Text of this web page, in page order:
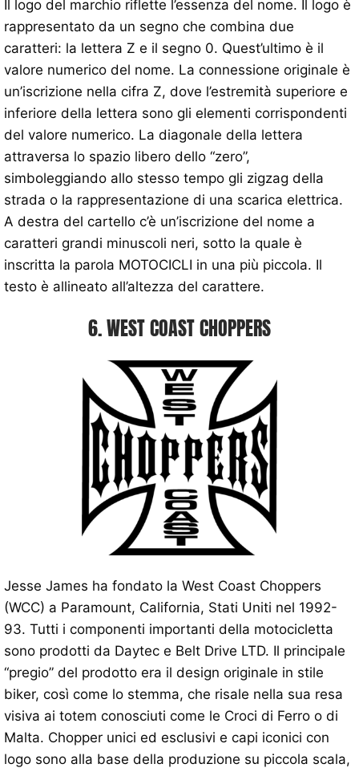
Il logo del marchio riflette l’essenza del nome. Il logo è
rappresentato da un segno che combina due
caratteri: la lettera Z e il segno 0. Quest’ultimo è il
valore numerico del nome. La connessione originale è
un’iscrizione nella cifra Z, dove l’estremità superiore e
inferiore della lettera sono gli elementi corrispondenti
del valore numerico. La diagonale della lettera
attraversa lo spazio libero dello “zero”,
simboleggiando allo stesso tempo gli zigzag della
strada o la rappresentazione di una scarica elettrica.
A destra del cartello c’è un’iscrizione del nome a
caratteri grandi minuscoli neri, sotto la quale è
inscritta la parola MOTOCICLI in una più piccola. Il
testo è allineato all’altezza del carattere.
6. WEST COAST CHOPPERS
Jesse James ha fondato la West Coast Choppers
(WCC) a Paramount, California, Stati Uniti nel 1992-
93. Tutti i componenti importanti della motocicletta
sono prodotti da Daytec e Belt Drive LTD. Il principale
“pregio” del prodotto era il design originale in stile
biker, così come lo stemma, che risale nella sua resa
visiva ai totem conosciuti come le Croci di Ferro o di
Malta. Chopper unici ed esclusivi e capi iconici con
logo sono alla base della produzione su piccola scala,